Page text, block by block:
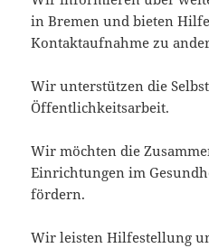
in Bremen und bieten
Kontaktaufnahme zu
Wir unterstützen die
Öffentlichkeitsarbeit.
Wir möchten die
Einrichtungen im
fördern.
Wir leisten Hilfestellung